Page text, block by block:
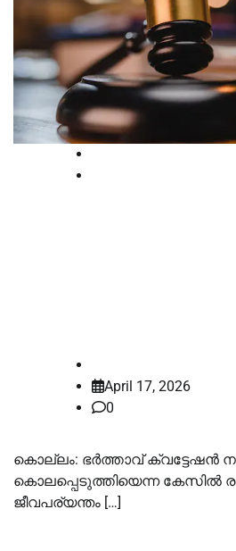
April 17, 2026
0
കൊല്ലം: ഭർത്താവ് ക്വട്ടേഷൻ
കൊലപ്പെടുത്തിയെന്ന കേസിൽ
ജീവപര്യന്തം […]